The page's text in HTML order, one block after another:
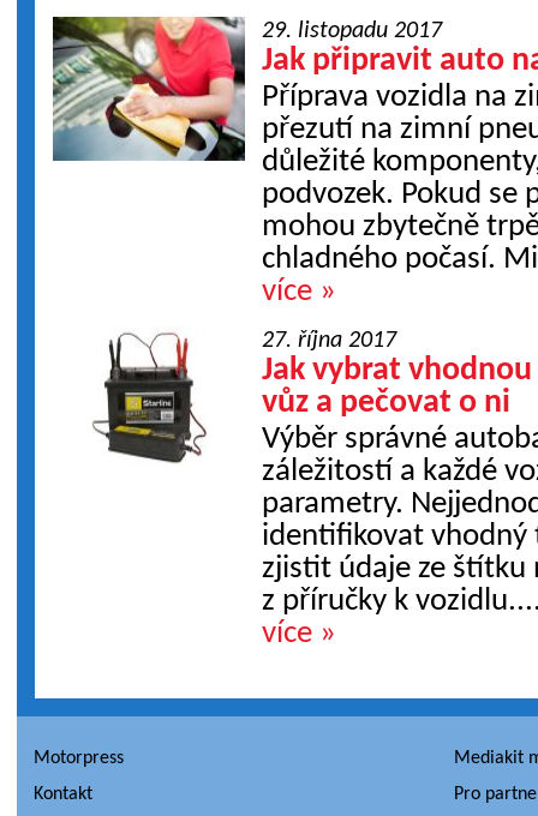
29. listopadu 2017
Jak připravit auto
Příprava vozidla na
přezutí na zimní
důležité
podvozek. Pokud se
mohou zbytečně
chladného počasí.
více »
27. října 2017
Jak vybrat
vůz a pečovat o ni
Výběr správné
záležitostí a každé
parametry.
identifikovat vhodný
zjistit údaje ze
z příručky k
více »
Motorpress
Mediakit
Kontakt
Pro